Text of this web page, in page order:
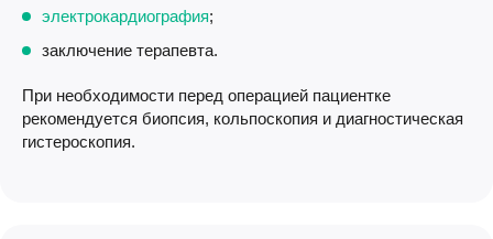
электрокардиография;
заключение терапевта.
При необходимости перед операцией пациентке
рекомендуется биопсия, кольпоскопия и диагностическая
гистероскопия.